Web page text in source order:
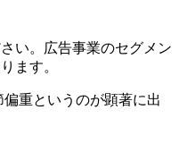
い。広告事業のセグメン
ます。
重というのが顕著に出